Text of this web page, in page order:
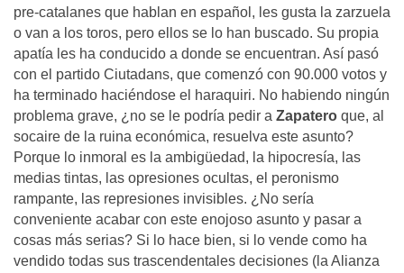
pre-catalanes que hablan en español, les gusta la zarzuela
o van a los toros, pero ellos se lo han buscado. Su propia
apatía les ha conducido a donde se encuentran. Así pasó
con el partido Ciutadans, que comenzó con 90.000 votos y
ha terminado haciéndose el haraquiri. No habiendo ningún
problema grave, ¿no se le podría pedir a Zapatero que, al
socaire de la ruina económica, resuelva este asunto?
Porque lo inmoral es la ambigüedad, la hipocresía, las
medias tintas, las opresiones ocultas, el peronismo
rampante, las represiones invisibles. ¿No sería
conveniente acabar con este enojoso asunto y pasar a
cosas más serias? Si lo hace bien, si lo vende como ha
vendido todas sus trascendentales decisiones (la Alianza